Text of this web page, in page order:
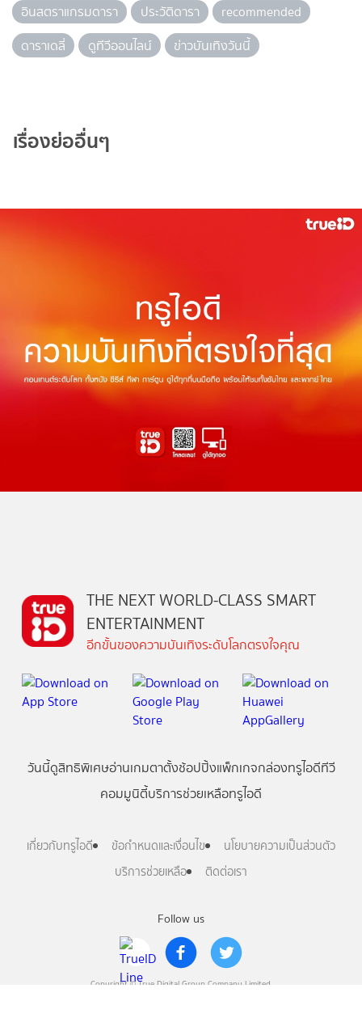
อินสตราแกรมดารา
ประวัติดารา
recommended
ดาราเดลี่
ดูทีวีออนไลน์ ข่าวบันเทิงวันนี้
เรื่องย่ออื่นๆ
Follow us
Copyright © True Digital Group Company Limited.
THE NEXT WORLD-CLASS SMART
ENTERTAINMENT
อีกขั้นของความบันเทิงระดับโลกตรงใจคุณ
วันนี้ดูสิทธิพิเศษอ่านเกมตาตั้งช้อปปิ้งแพ็กเกจกล่องทรูไอดีทีวี
คอมมูนิตี้บริการช่วยเหลือทรูไอดี
เกี่ยวกับทรูไอดี ข้อกำหนดและเงื่อนไข
นโยบายความเป็นส่วนตัว
บริการช่วยเหลือ
ติดต่อเรา